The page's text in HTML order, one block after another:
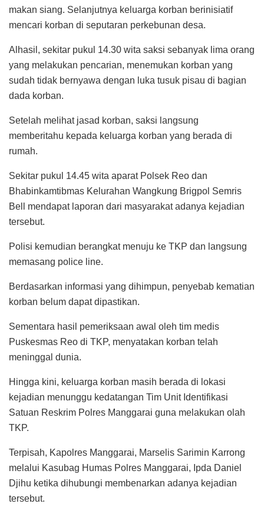
makan siang. Selanjutnya keluarga korban berinisiatif
mencari korban di seputaran perkebunan desa.
Alhasil, sekitar pukul 14.30 wita saksi sebanyak lima orang
yang melakukan pencarian, menemukan korban yang
sudah tidak bernyawa dengan luka tusuk pisau di bagian
dada korban.
Setelah melihat jasad korban, saksi langsung
memberitahu kepada keluarga korban yang berada di
rumah.
Sekitar pukul 14.45 wita aparat Polsek Reo dan
Bhabinkamtibmas Kelurahan Wangkung Brigpol Semris
Bell mendapat laporan dari masyarakat adanya kejadian
tersebut.
Polisi kemudian berangkat menuju ke TKP dan langsung
memasang police line.
Berdasarkan informasi yang dihimpun, penyebab kematian
korban belum dapat dipastikan.
Sementara hasil pemeriksaan awal oleh tim medis
Puskesmas Reo di TKP, menyatakan korban telah
meninggal dunia.
Hingga kini, keluarga korban masih berada di lokasi
kejadian menunggu kedatangan Tim Unit Identifikasi
Satuan Reskrim Polres Manggarai guna melakukan olah
TKP.
Terpisah, Kapolres Manggarai, Marselis Sarimin Karrong
melalui Kasubag Humas Polres Manggarai, Ipda Daniel
Djihu ketika dihubungi membenarkan adanya kejadian
tersebut.